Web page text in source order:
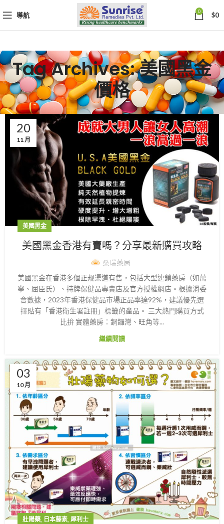
導航 0 $0
Tag Archives: 美國黑金
價格
20
11 月
美國黑金
美國黑金香港有賣嗎？分享最新購買攻略
桑瑞藥局
美國黑金在香港多個正规渠道有售，包括大型連鎖藥房（如萬
寧、屈臣氏）、持牌保健品專賣店及官方授權網店。根據消委
會數據，2023年香港保健品市場正品率達92%，建議優先選
擇貼有「香港衛生署註冊」標籤的產品。 三大熱門購買方式
比拚 實體藥房：銅鑼灣、旺角等...
繼續閱讀
03
10 月
壯陽藥, 日本藤素, 犀利士